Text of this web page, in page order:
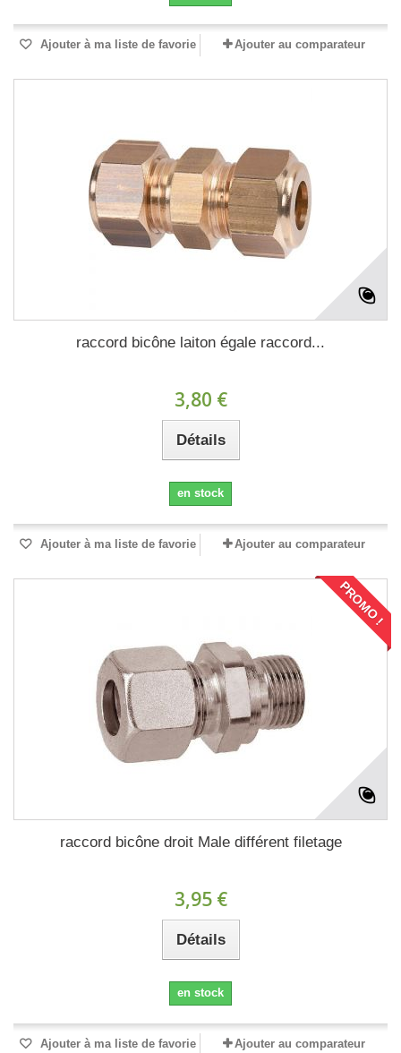
Ajouter à ma liste de favorie Ajouter au comparateur
raccord bicône laiton égale raccord...
3,80 €
Détails
en stock
Ajouter à ma liste de favorie Ajouter au comparateur
PROMO !
raccord bicône droit Male différent filetage
3,95 €
Détails
en stock
Ajouter à ma liste de favorie Ajouter au comparateur